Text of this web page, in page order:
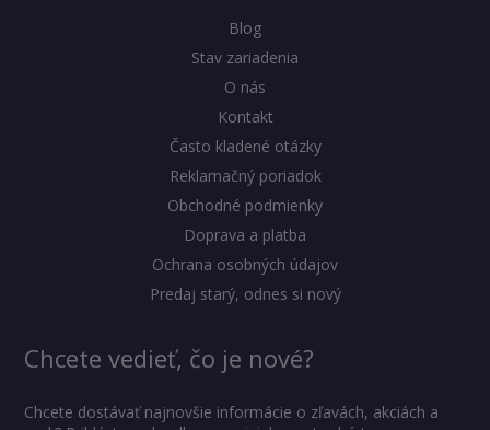
Blog
Stav zariadenia
O nás
Kontakt
Často kladené otázky
Reklamačný poriadok
Obchodné podmienky
Doprava a platba
Ochrana osobných údajov
Predaj starý, odnes si nový
Chcete vedieť, čo je nové?
Chcete dostávať najnovšie informácie o zľavách, akciách a